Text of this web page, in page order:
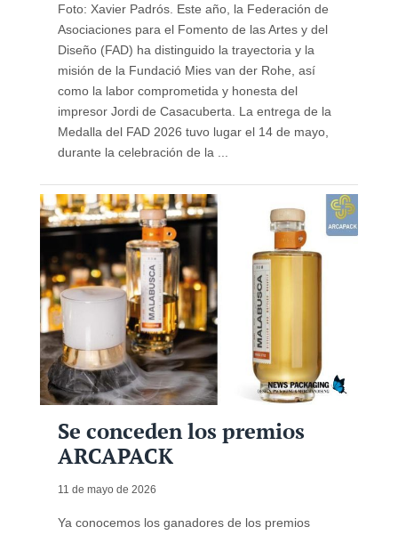
Foto: Xavier Padrós. Este año, la Federación de
Asociaciones para el Fomento de las Artes y del
Diseño (FAD) ha distinguido la trayectoria y la
misión de la Fundació Mies van der Rohe, así
como la labor comprometida y honesta del
impresor Jordi de Casacuberta. La entrega de la
Medalla del FAD 2026 tuvo lugar el 14 de mayo,
durante la celebración de la ...
Se conceden los premios
ARCAPACK
11 de mayo de 2026
Ya conocemos los ganadores de los premios